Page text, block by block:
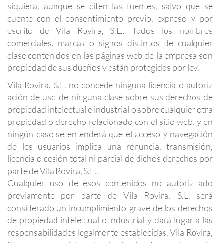
siquiera, aunque se citen las fuentes, salvo que se
cuente con el consentimiento previo, expreso y por
escrito de Vila Rovira, S.L.. Todos los nombres
comerciales, marcas o signos distintos de cualquier
clase contenidos en las páginas web de la empresa son
propiedad de sus dueños y están protegidos por ley.
Vila Rovira, S.L. no concede ninguna licencia o autoriz
ación de uso de ninguna clase sobre sus derechos de
propiedad intelectual e industrial o sobre cualquier otra
propiedad o derecho relacionado con el sitio web, y en
ningún caso se entenderá que el acceso y navegación
de los usuarios implica una renuncia, transmisión,
licencia o cesión total ni parcial de dichos derechos por
parte de Vila Rovira, S.L..
Cualquier uso de esos contenidos no autoriz ado
previamente por parte de Vila Rovira, S.L. será
considerado un incumplimiento grave de los derechos
de propiedad intelectual o industrial y dará lugar a las
responsabilidades legalmente establecidas. Vila Rovira,